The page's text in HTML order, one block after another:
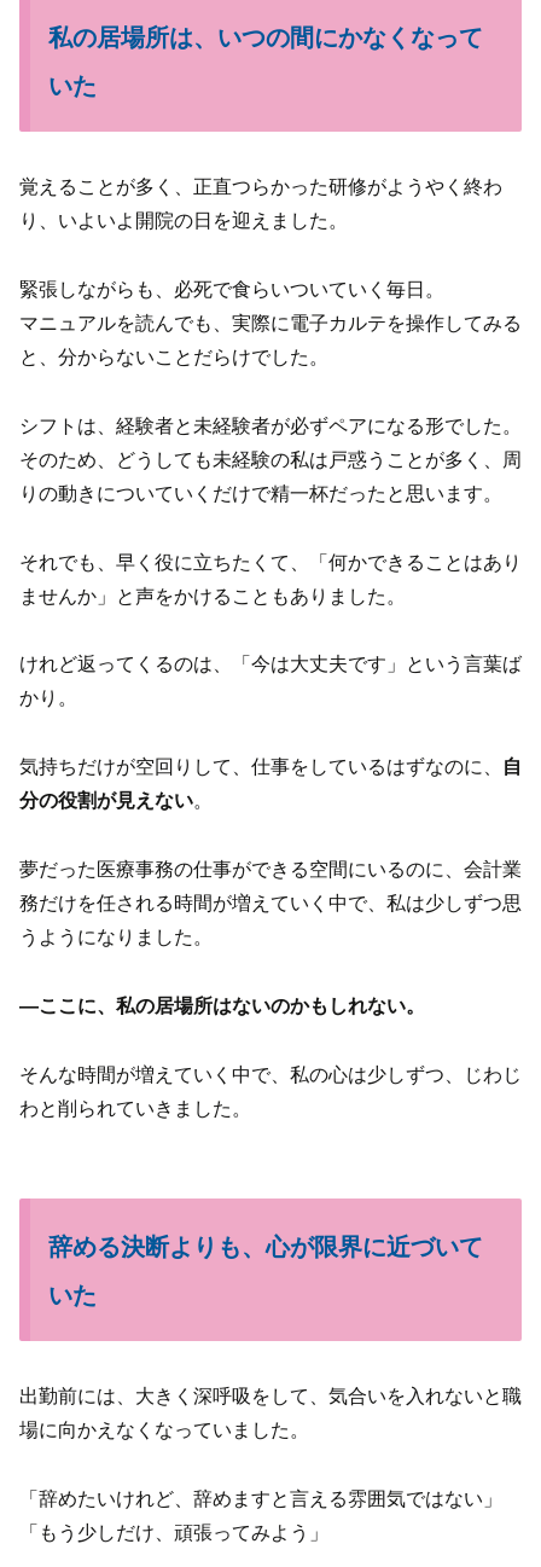
私の居場所は、いつの間にかなくなって
いた
覚えることが多く、正直つらかった研修がようやく終わ
り、いよいよ開院の日を迎えました。
緊張しながらも、必死で食らいついていく毎日。
マニュアルを読んでも、実際に電子カルテを操作してみる
と、分からないことだらけでした。
シフトは、経験者と未経験者が必ずペアになる形でした。
そのため、どうしても未経験の私は戸惑うことが多く、周
りの動きについていくだけで精一杯だったと思います。
それでも、早く役に立ちたくて、「何かできることはあり
ませんか」と声をかけることもありました。
けれど返ってくるのは、「今は大丈夫です」という言葉ば
かり。
気持ちだけが空回りして、仕事をしているはずなのに、
自
分の役割が見えない。
夢だった医療事務の仕事ができる空間にいるのに、会計業
務だけを任される時間が増えていく中で、私は少しずつ思
うようになりました。
―ここに、私の居場所はないのかもしれない。
そんな時間が増えていく中で、私の心は少しずつ、じわじ
わと削られていきました。
辞める決断よりも、心が限界に近づいて
いた
出勤前には、大きく深呼吸をして、気合いを入れないと職
場に向かえなくなっていました。
「辞めたいけれど、辞めますと言える雰囲気ではない」
「もう少しだけ、頑張ってみよう」